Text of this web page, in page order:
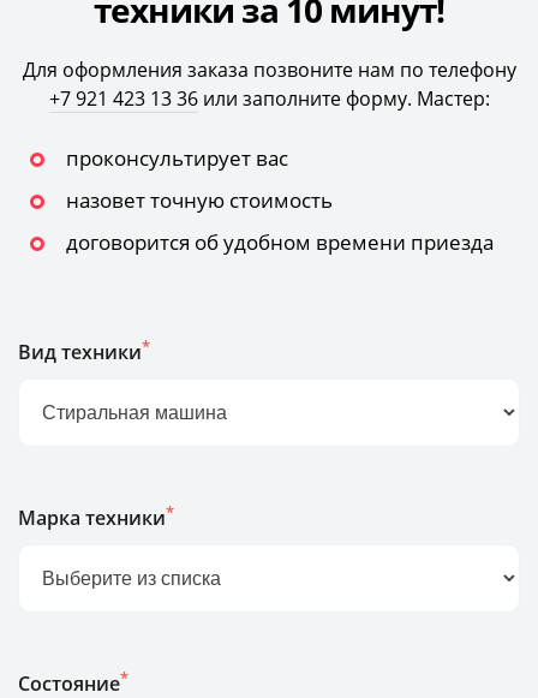
техники за 10 минут!
Для оформления заказа позвоните нам по телефону
+7 921 423 13 36или заполните форму. Мастер:
проконсультирует вас
назовет точную стоимость
договорится об удобном времени приезда
Вид техники*
Марка техники*
Состояние*